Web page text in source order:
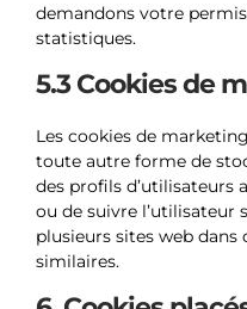
demandons votre
statistiques.
5.3 Cookies de
Les cookies de
toute autre forme de
des profils d’utilisateurs
ou de suivre l’utilisateur
plusieurs sites web
similaires.